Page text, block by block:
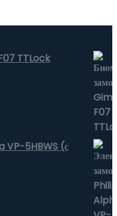
TTLock
VP-5HBWS (с